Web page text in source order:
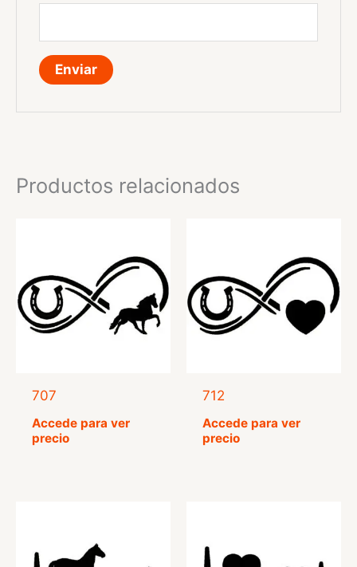
Productos relacionados
707
Accede para ver
precio
712
Accede para ver
precio